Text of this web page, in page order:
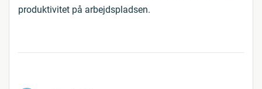
produktivitet på arbejdspladsen.